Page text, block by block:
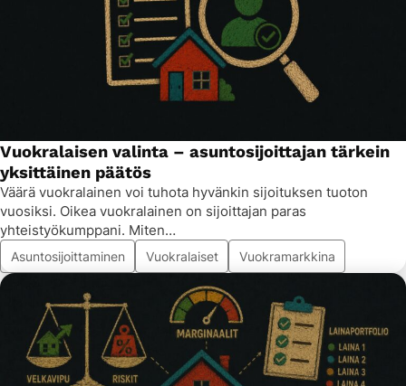
Vuokralaisen valinta – asuntosijoittajan tärkein
yksittäinen päätös
Väärä vuokralainen voi tuhota hyvänkin sijoituksen tuoton
vuosiksi. Oikea vuokralainen on sijoittajan paras
yhteistyökumppani. Miten…
Asuntosijoittaminen Vuokralaiset Vuokramarkkina